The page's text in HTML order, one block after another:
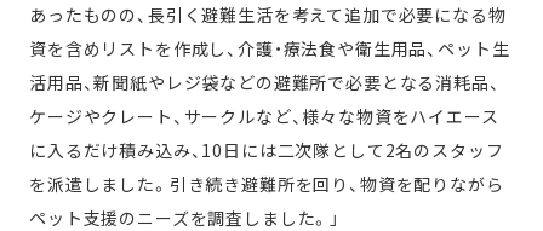
あったものの、長引く避難生活を考えて追加で必要になる物
資を含めリストを作成し、介護・療法食や衛生用品、ペット生
活用品、新聞紙やレジ袋などの避難所で必要となる消耗品、
ケージやクレート、サークルなど、様々な物資をハイエース
に入るだけ積み込み、10日には二次隊として2名のスタッフ
を派遣しました。引き続き避難所を回り、物資を配りながら
ペット支援のニーズを調査しました。」